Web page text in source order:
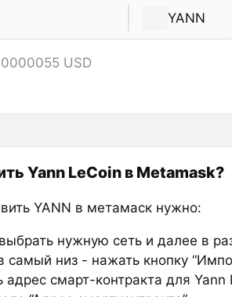
YANN
USD
Yann LeCoin в Metamask?
YANN в метамаск нужно:
нужную сеть и далее в
самый низ - нажать кнопку
адрес смарт-контракта для